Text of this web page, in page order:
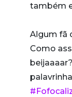
também
Algum fã
Como
beijaaaar?